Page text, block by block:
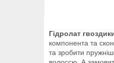
Гідролат
компонента та
та зробити